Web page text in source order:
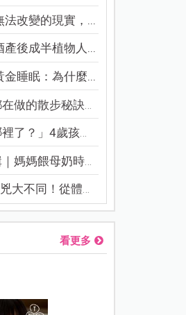
法改變的現實，...
產後成半植物人...
金睡眠：為什麼...
做的散步秘訣！...
了？」4歲孩子還...
媽媽餵母奶時，...
不同！從體質...
看更多